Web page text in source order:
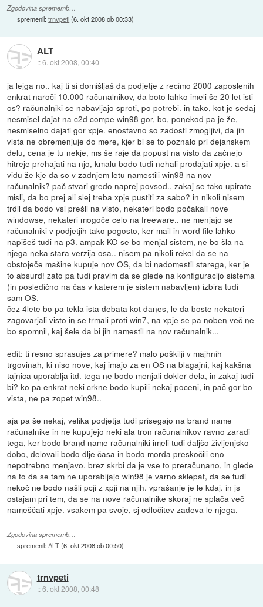
Zgodovina sprememb…
spremenil:trnvpeti(6. okt 2008 ob 00:33)
ALT
::6. okt 2008, 00:40
ja lejga no.. kaj ti si domišljaš da podjetje z recimo 2000 zaposlenih
enkrat naroči 10.000 računalnikov, da boto lahko imeli še 20 let isti
os? računalniki se nabavljajo sproti, po potrebi. in tako, kot je sedaj
nesmisel dajat na c2d compe win98 gor, bo, ponekod pa je že,
nesmiselno dajati gor xpje. enostavno so zadosti zmogljivi, da jih
vista ne obremenjuje do mere, kjer bi se to poznalo pri dejanskem
delu, cena je tu nekje, ms še raje da popust na visto da začnejo
hitreje prehajati na njo, kmalu bodo tudi nehali prodajati xpje. a si
vidu že kje da so v zadnjem letu namestili win98 na nov
računalnik? pač stvari gredo naprej povsod.. zakaj se tako upirate
misli, da bo prej ali slej treba xpje pustiti za sabo? in nikoli nisem
trdil da bodo vsi prešli na visto, nekateri bodo počakali nove
windowse, nekateri mogoče celo na freeware.. ne menjajo se
računalniki v podjetjih tako pogosto, ker mail in word file lahko
napišeš tudi na p3. ampak KO se bo menjal sistem, ne bo šla na
njega neka stara verzija osa.. nisem pa nikoli rekel da se na
obstoječe mašine kupuje nov OS, da bi nadomestil starega, ker je
to absurd! zato pa tudi pravim da se glede na konfiguracijo sistema
(in posledično na čas v katerem je sistem nabavljen) izbira tudi
sam OS.
čez 4lete bo pa tekla ista debata kot danes, le da boste nekateri
zagovarjali visto in se trmali proti win7, na xpje se pa noben več ne
bo spomnil, kaj šele da bi jih namestil na nov računalnik...
edit: ti resno sprasujes za primere? malo poškilji v majhnih
trgovinah, ki niso nove, kaj imajo za en OS na blagajni, kaj kakšna
tajnica uporablja itd. tega ne bodo menjali dokler dela, in zakaj tudi
bi? ko pa enkrat neki crkne bodo kupili nekaj poceni, in pač gor bo
vista, ne pa zopet win98..
aja pa še nekaj, velika podjetja tudi prisegajo na brand name
računalnike in ne kupujejo neki ala tron računalnikov ravno zaradi
tega, ker bodo brand name računalniki imeli tudi daljšo življenjsko
dobo, delovali bodo dlje časa in bodo morda preskočili eno
nepotrebno menjavo. brez skrbi da je vse to preračunano, in glede
na to da se tam ne uporabljajo win98 je varno sklepat, da se tudi
nekoč ne bodo našli pcji z xpji na njih. vprašanje je le kdaj. in js
ostajam pri tem, da se na nove računalnike skoraj ne splača več
nameščati xpje. vsakem pa svoje, sj odločitev zadeva le njega.
Zgodovina sprememb…
spremenil:ALT(6. okt 2008 ob 00:50)
trnvpeti
::6. okt 2008, 00:48